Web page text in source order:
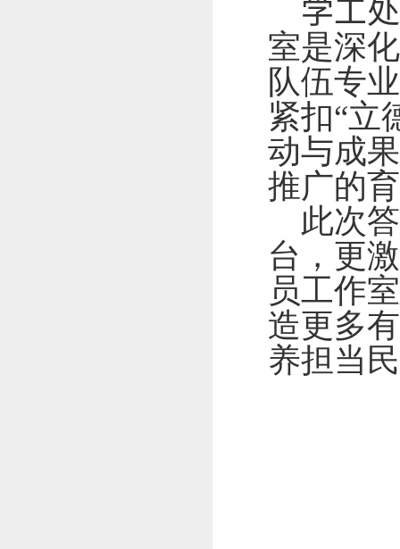
学工
室是深
队伍专
紧扣“立
动与成
推广的
此次
台，更
员工作
造更多
养担当